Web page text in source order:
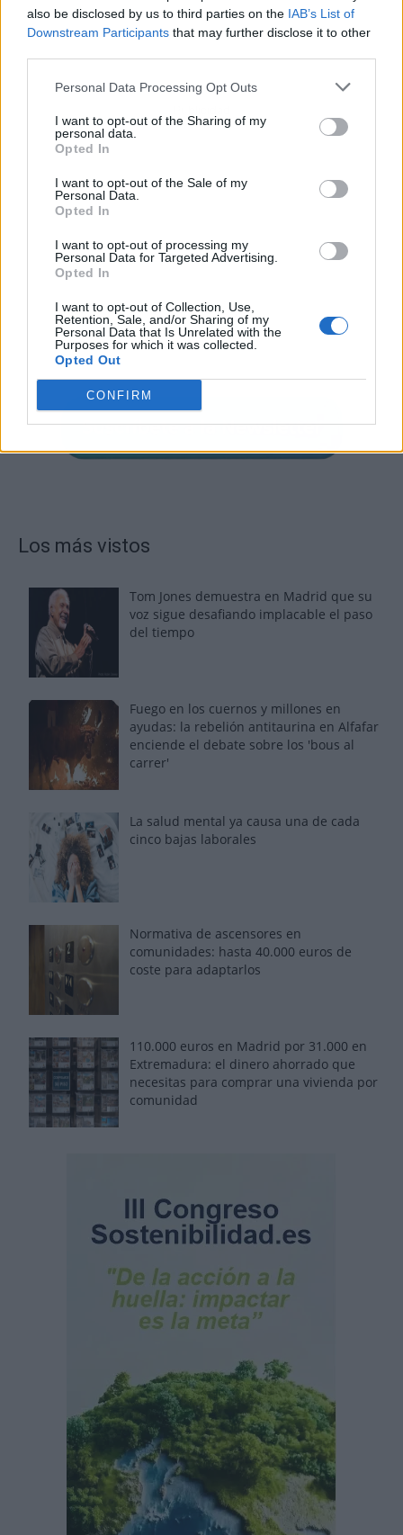
also be disclosed by us to third parties on the IAB’s List of
Downstream Participants that may further disclose it to other
Personal Data Processing Opt Outs
I want to opt-out of the Sharing of my
personal data.
Opted In
I want to opt-out of the Sale of my
Personal Data.
Opted In
I want to opt-out of processing my
Personal Data for Targeted Advertising.
Opted In
I want to opt-out of Collection, Use,
Retention, Sale, and/or Sharing of my
Personal Data that Is Unrelated with the
Purposes for which it was collected.
Opted Out
CONFIRM
Los más vistos
Tom Jones demuestra en Madrid que su
voz sigue desafiando implacable el paso
del tiempo
Fuego en los cuernos y millones en
ayudas: la rebelión antitaurina en Alfafar
enciende el debate sobre los 'bous al
carrer'
La salud mental ya causa una de cada
cinco bajas laborales
Normativa de ascensores en
comunidades: hasta 40.000 euros de
coste para adaptarlos
110.000 euros en Madrid por 31.000 en
Extremadura: el dinero ahorrado que
necesitas para comprar una vivienda por
comunidad